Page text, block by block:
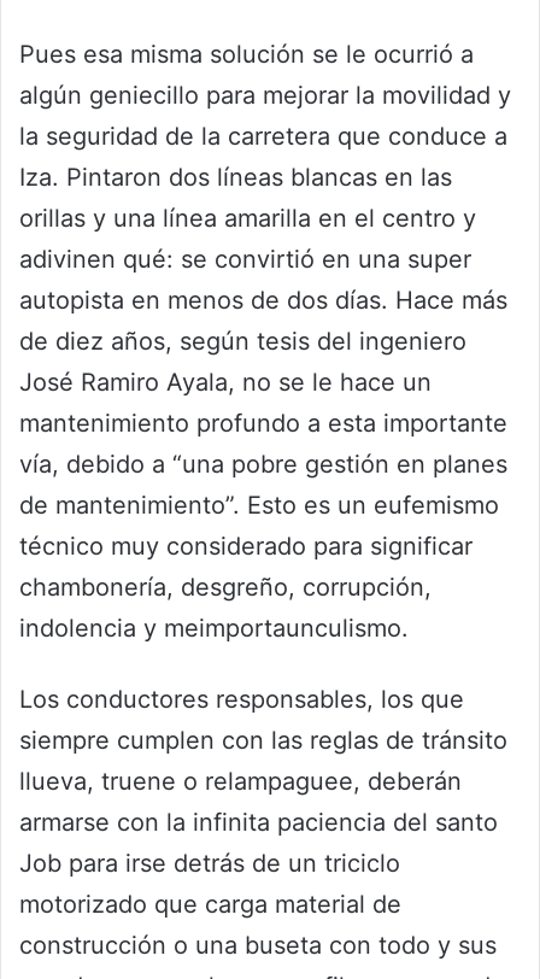
Pues esa misma solución se le ocurrió a
algún geniecillo para mejorar la movilidad y
la seguridad de la carretera que conduce a
Iza. Pintaron dos líneas blancas en las
orillas y una línea amarilla en el centro y
adivinen qué: se convirtió en una super
autopista en menos de dos días. Hace más
de diez años, según tesis del ingeniero
José Ramiro Ayala, no se le hace un
mantenimiento profundo a esta importante
vía, debido a “una pobre gestión en planes
de mantenimiento”. Esto es un eufemismo
técnico muy considerado para significar
chambonería, desgreño, corrupción,
indolencia y meimportaunculismo.
Los conductores responsables, los que
siempre cumplen con las reglas de tránsito
llueva, truene o relampaguee, deberán
armarse con la infinita paciencia del santo
Job para irse detrás de un triciclo
motorizado que carga material de
construcción o una buseta con todo y sus